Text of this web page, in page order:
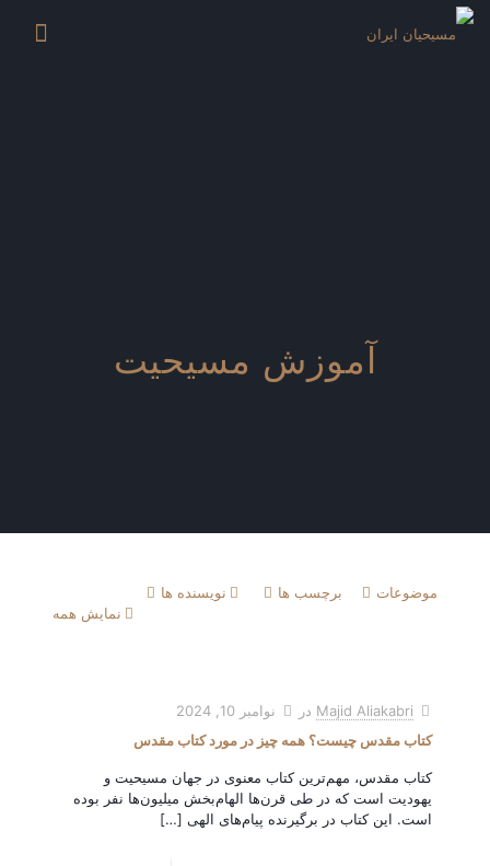
آموزش مسیحیت
موضوعات برچسب ها
نویسنده ها
نمایش همه
Majid Aliakabri در
نوامبر 10, 2024
کتاب مقدس چیست؟ همه چیز در مورد کتاب مقدس
کتاب مقدس، مهم‌ترین کتاب معنوی در جهان مسیحیت و
یهودیت است که در طی قرن‌ها الهام‌بخش میلیون‌ها نفر بوده
است. این کتاب در برگیرنده پیام‌های الهی […]